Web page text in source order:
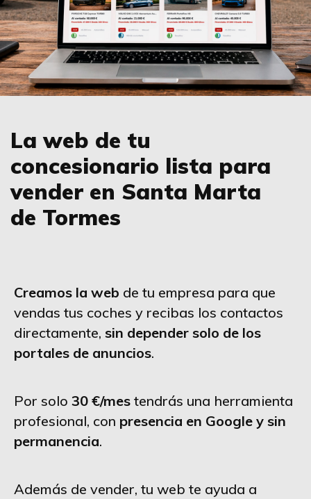
La web de tu
concesionario lista para
vender en Santa Marta
de Tormes
Creamos la web de tu empresa para que
vendas tus coches y recibas los contactos
directamente, sin depender solo de los
portales de anuncios.
Por solo 30 €/mes tendrás una herramienta
profesional, con presencia en Google y sin
permanencia.
Además de vender, tu web te ayuda a